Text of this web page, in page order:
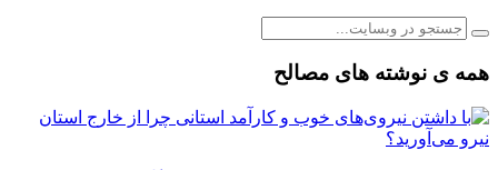
همه ی نوشته های مصالح